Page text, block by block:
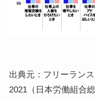
出典元：フリーラン
2021（日本労働組合総